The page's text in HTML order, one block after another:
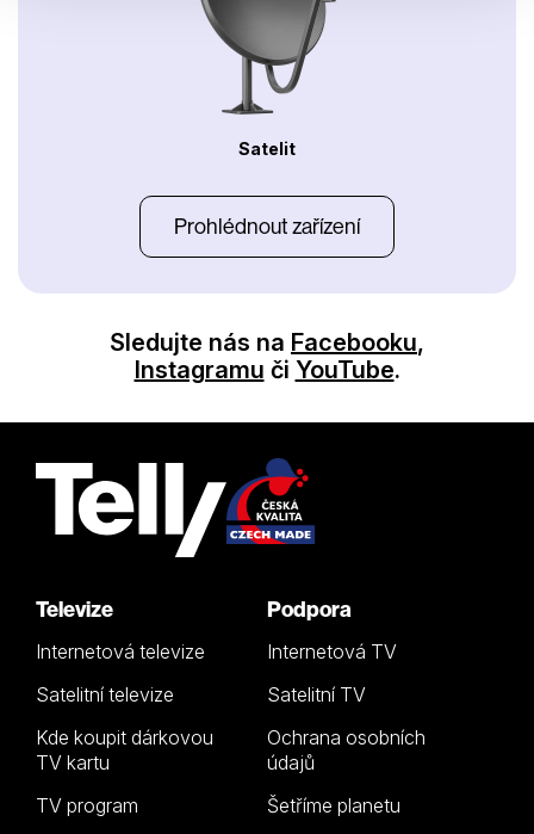
Satelit
Prohlédnout zařízení
Sledujte nás na Facebooku,
Instagramu či YouTube.
Televize
Internetová televize
Satelitní televize
Kde koupit dárkovou
TV kartu
TV program
Podpora
Internetová TV
Satelitní TV
Ochrana osobních
údajů
Šetříme planetu